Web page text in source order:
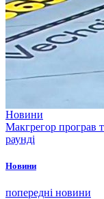
Новини
Макгрегор програв
раунді
Новини
попередні новини